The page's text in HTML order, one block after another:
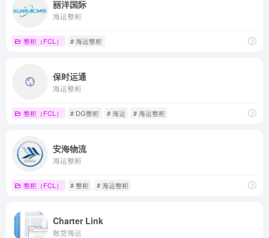
丽洋国际
海运整柜
整柜（FCL） # 海运整柜
保时运通
海运整柜
整柜（FCL） # DG整柜 # 海运 # 海运整柜
安海物流
海运整柜
整柜（FCL） # 整柜 # 海运整柜
Charter Link
散货海运